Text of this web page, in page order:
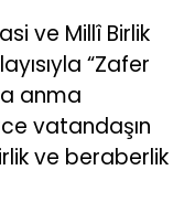
ve Millî Birlik
“Zafer
anma
vatandaşın
ve beraberlik